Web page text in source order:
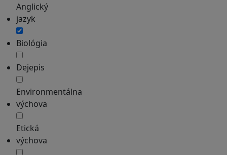
Anglický
jazyk
Biológia
Dejepis
Environmentálna
výchova
Etická
výchova